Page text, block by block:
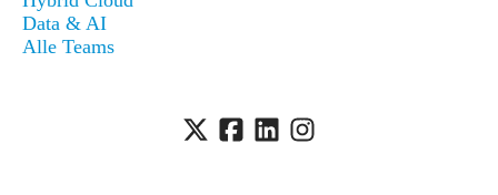
Data & AI
Alle Teams